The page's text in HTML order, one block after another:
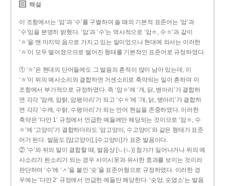
해설
이 조항에서는 ‘암’과 ‘수’를 구별하여 쓸 때의 기본적 표준어는 ‘암’과
‘수’임을 분명히 밝혔다. ‘암’과 ‘수’는 역사적으로 ‘암ㅎ, 수ㅎ’과 같이
‘ㅎ’을 맨 마지막 음으로 가지고 있는 말이었으나 현대에 와서는 이러한
‘ㅎ’이 모두 떨어졌으므로 떨어진 형태를 기본적인 표준어로 규정하였다.
① ‘ㅎ’은 현대의 단어들에도 그 발음의 흔적이 많이 남아 있는데, 이
‘ㅎ’이 뒤의 예사소리와 결합하면 거센소리로 축약되는 일이 흔하여 이
조항에서 부가적으로 규정하였다. 즉 ‘암ㅎ’에 ‘개, 닭, 병아리’가 결합하
면 각각 ‘암캐, 암탉, 암평아리’가 되고 ‘수ㅎ’에 ‘개, 닭, 병아리’가 결합하
면 각각 ‘수캐, 수탉, 수평아리’가 되는 언어 현실을 존중하였다. 이러한
축약은 ‘다만 1’ 규정에서 언급한 예들에만 해당되는 것이므로 ‘암ㅎ, 수
ㅎ’에 ‘고양이’가 결합하더라도 ‘암고양이, 수고양이’와 같은 형태가 표준
어가 된다. 발음도 [암고양이], [수고양이]가 표준 발음이다.
② ‘수’와 뒤의 말이 결합할 때, 발음상 [ㄴ(ㄴ)] 첨가가 일어나거나 뒤의 예
사소리가 된소리가 되는 경우 사이시옷과 유사한 효과를 보이는 것이라
판단하여 ‘수’에 ‘ㅅ’을 붙인 ‘숫’을 표준어형으로 규정하였다. 이러한 경
우에는 ‘다만 2’ 규정에서 언급한 예들만 해당한다. ‘숫양, 숫염소’는 발음